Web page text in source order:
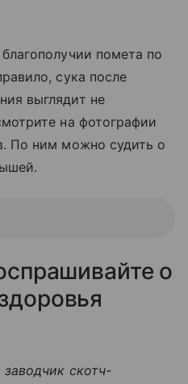
помета по
сука после
выглядит не
на фотографии
По ним можно судить о
о
заводчик скотч-